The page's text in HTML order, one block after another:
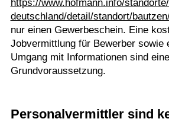
https://www.hofmann.info/
deutschland/detail/standort/
nur einen Gewerbeschein. Eine
Jobvermittlung für Bewerber sowie
Umgang mit Informationen sind
Grundvoraussetzung.
Personalvermittler sind